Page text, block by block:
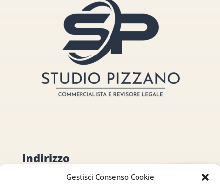
Gestisci Consenso Cookie
Indirizzo
via Sant’Alessio, 5